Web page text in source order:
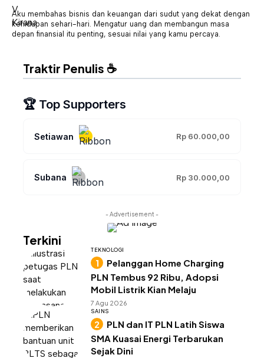
Aku membahas bisnis dan keuangan dari sudut yang dekat dengan
kehidupan sehari-hari. Mengatur uang dan membangun masa
depan finansial itu penting, sesuai nilai yang kamu percaya.
Traktir Penulis ☕
🏆 Top Supporters
Setiawan Rp 60.000,00
Subana Rp 30.000,00
- Advertisement -
Terkini
TEKNOLOGI
Pelanggan Home Charging
PLN Tembus 92 Ribu, Adopsi
Mobil Listrik Kian Melaju
7 Agu 2026
SAINS
PLN dan IT PLN Latih Siswa
SMA Kuasai Energi Terbarukan
Sejak Dini